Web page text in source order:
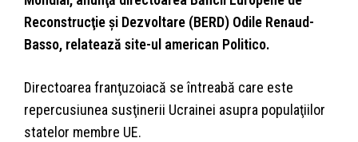
Reconstrucţie şi Dezvoltare (BERD) Odile Renaud-
Basso, relatează site-ul american Politico.
Directoarea franţuzoiacă se întreabă care este
repercusiunea susţinerii Ucrainei asupra populaţiilor
statelor membre UE.